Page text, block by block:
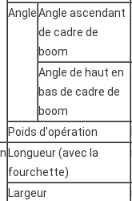
AngleAngle ascendant
de cadre de
boom
Angle de haut en
bas de cadre de
boom
Poids d'opération
Longueur (avec la
fourchette)
Largeur